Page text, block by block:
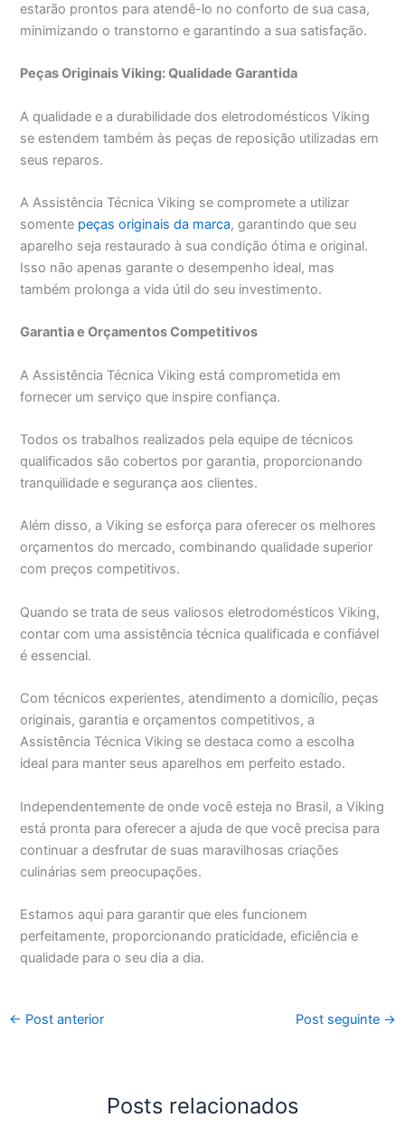
estarão prontos para atendê-lo no conforto de sua casa,
minimizando o transtorno e garantindo a sua satisfação.
Peças Originais Viking: Qualidade Garantida
A qualidade e a durabilidade dos eletrodomésticos Viking
se estendem também às peças de reposição utilizadas em
seus reparos.
A Assistência Técnica Viking se compromete a utilizar
somente peças originais da marca, garantindo que seu
aparelho seja restaurado à sua condição ótima e original.
Isso não apenas garante o desempenho ideal, mas
também prolonga a vida útil do seu investimento.
Garantia e Orçamentos Competitivos
A Assistência Técnica Viking está comprometida em
fornecer um serviço que inspire confiança.
Todos os trabalhos realizados pela equipe de técnicos
qualificados são cobertos por garantia, proporcionando
tranquilidade e segurança aos clientes.
Além disso, a Viking se esforça para oferecer os melhores
orçamentos do mercado, combinando qualidade superior
com preços competitivos.
Quando se trata de seus valiosos eletrodomésticos Viking,
contar com uma assistência técnica qualificada e confiável
é essencial.
Com técnicos experientes, atendimento a domicílio, peças
originais, garantia e orçamentos competitivos, a
Assistência Técnica Viking se destaca como a escolha
ideal para manter seus aparelhos em perfeito estado.
Independentemente de onde você esteja no Brasil, a Viking
está pronta para oferecer a ajuda de que você precisa para
continuar a desfrutar de suas maravilhosas criações
culinárias sem preocupações.
Estamos aqui para garantir que eles funcionem
perfeitamente, proporcionando praticidade, eficiência e
qualidade para o seu dia a dia.
← Post anterior Post seguinte →
Posts relacionados